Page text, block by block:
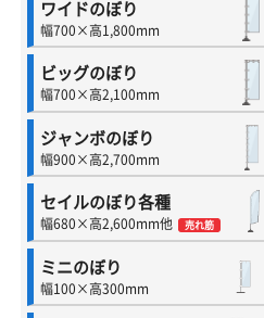
ワイドのぼり
幅700×高1,800mm
ビッグのぼり
幅700×高2,100mm
ジャンボのぼり
幅900×高2,700mm
セイルのぼり各種
幅680×高2,600mm他 売れ筋
ミニのぼり
幅100×高300mm